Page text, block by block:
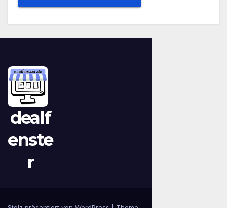
dealf
enste
r